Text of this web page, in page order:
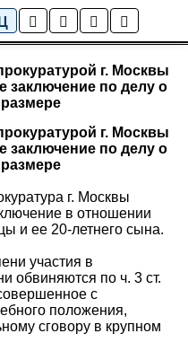
Ц Коптево
г. Москвы
заключение по делу о
г. Москвы
заключение по делу о
г. Москвы
в отношении
и ее 20-летнего сына.
участия в
обвиняются по ч. 3 ст.
с
положения,
сговору в крупном